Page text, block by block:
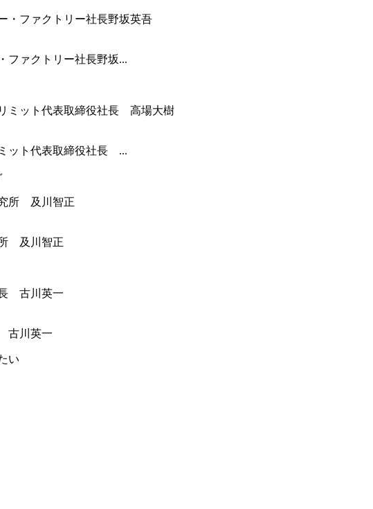
ファクトリー社長野坂...
ット代表取締役社長 ...
所 及川智正
古川英一
い